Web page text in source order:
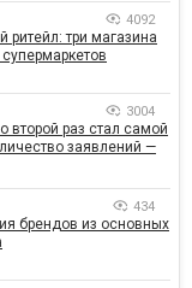
4092
ритейл: три магазина
3004
второй раз стал самой
заявлений —
434
брендов из основных